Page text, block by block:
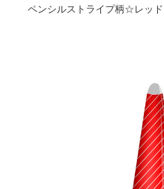
ペンシルストライプ柄☆レッド